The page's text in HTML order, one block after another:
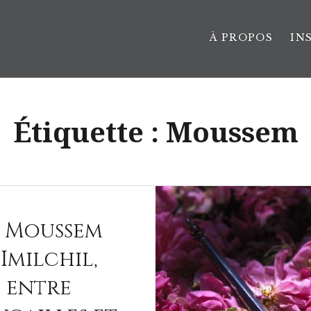
À PROPOS
Étiquette : Moussem
Moussem
entre